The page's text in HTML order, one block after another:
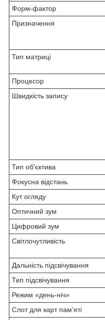
Форм-фактор
Призначення
Тип матриці
Процесор
Швидкість запису
Тип об'єктива
Фокусна відстань
Кут огляду
Оптичний зум
Цифровий зум
Світлочутливість
Дальність підсвічування
Тип підсвічування
Режим «день-ніч»
Слот для карт пам'яті